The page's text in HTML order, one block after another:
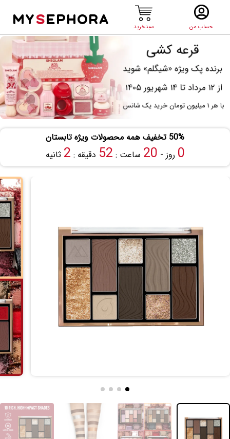
حساب من سبدخرید
MYSEPHORA
50% تخفیف همه محصولات ویژه تابستان
0 روز - 20 ساعت : 52 دقیقه : 1 ثانیه